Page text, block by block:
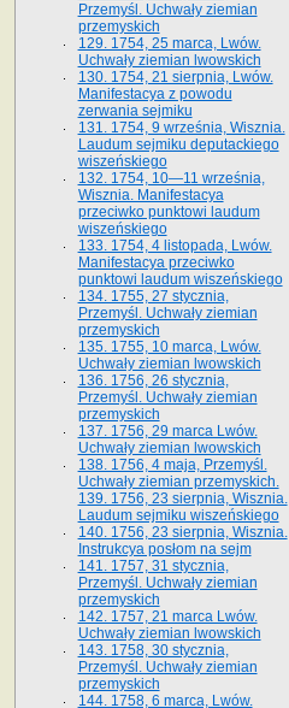
Przemyśl. Uchwały ziemian
przemyskich
129. 1754, 25 marca, Lwów.
Uchwały ziemian lwowskich
130. 1754, 21 sierpnia, Lwów.
Manifestacya z powodu
zerwania sejmiku
131. 1754, 9 września, Wisznia.
Laudum sejmiku deputackiego
wiszeńskiego
132. 1754, 10—11 września,
Wisznia. Manifestacya
przeciwko punktowi laudum
wiszeńskiego
133. 1754, 4 listopada, Lwów.
Manifestacya przeciwko
punktowi laudum wiszeńskiego
134. 1755, 27 stycznia,
Przemyśl. Uchwały ziemian
przemyskich
135. 1755, 10 marca, Lwów.
Uchwały ziemian lwowskich
136. 1756, 26 stycznia,
Przemyśl. Uchwały ziemian
przemyskich
137. 1756, 29 marca Lwów.
Uchwały ziemian lwowskich
138. 1756, 4 maja, Przemyśl.
Uchwały ziemian przemyskich.
139. 1756, 23 sierpnia, Wisznia.
Laudum sejmiku wiszeńskiego
140. 1756, 23 sierpnia, Wisznia.
Instrukcya posłom na sejm
141. 1757, 31 stycznia,
Przemyśl. Uchwały ziemian
przemyskich
142. 1757, 21 marca Lwów.
Uchwały ziemian lwowskich
143. 1758, 30 stycznia,
Przemyśl. Uchwały ziemian
przemyskich
144. 1758, 6 marca, Lwów.